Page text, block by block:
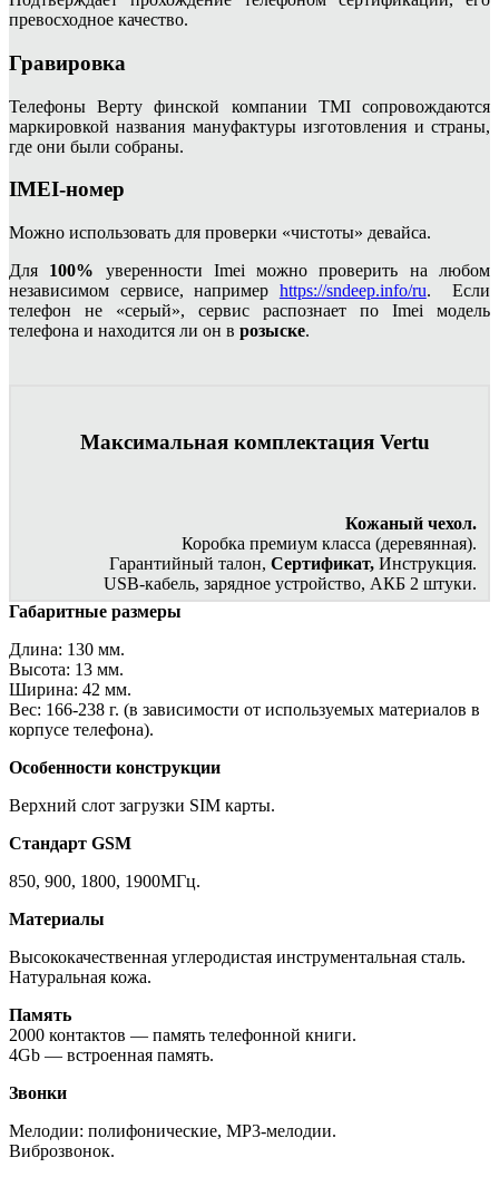
превосходное качество.
Гравировка
Телефоны Верту финской компании TMI сопровождаются
маркировкой названия мануфактуры изготовления и страны,
где они были собраны.
IMEI-номер
Можно использовать для проверки «чистоты» девайса.
Для 100% уверенности Imei можно проверить на любом
независимом сервисе, например https://sndeep.info/ru. Если
телефон не «серый», сервис распознает по Imei модель
телефона и находится ли он в розыске.
Максимальная комплектация Vertu
Кожаный чехол.
Коробка премиум класса (деревянная).
Гарантийный талон, Сертификат, Инструкция.
USB-кабель, зарядное устройство, АКБ 2 штуки.
Габаритные размеры
Длина: 130 мм.
Высота: 13 мм.
Ширина: 42 мм.
Вес: 166-238 г. (в зависимости от используемых материалов в
корпусе телефона).
Особенности конструкции
Верхний слот загрузки SIM карты.
Стандарт GSM
850, 900, 1800, 1900МГц.
Материалы
Высококачественная углеродистая инструментальная сталь.
Натуральная кожа.
Память
2000 контактов — память телефонной книги.
4Gb — встроенная память.
Звонки
Мелодии: полифонические, MP3-мелодии.
Виброзвонок.